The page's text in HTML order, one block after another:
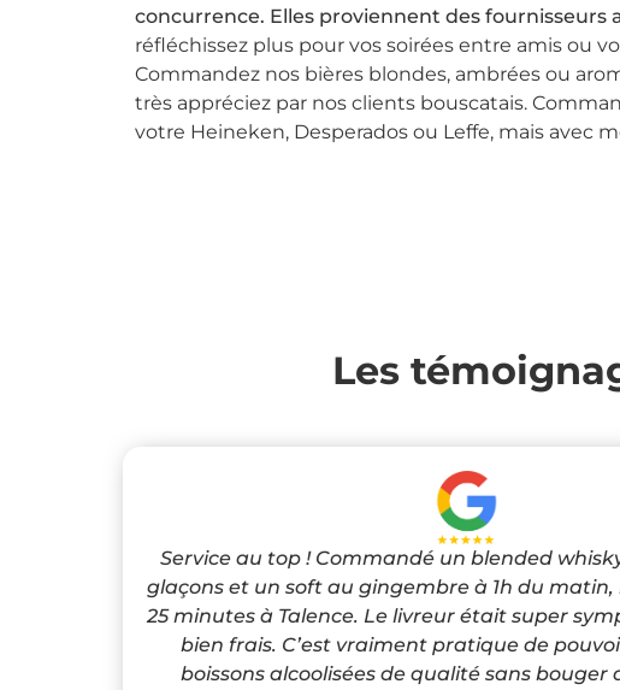
concurrence. Elles proviennent des fournisseurs
réfléchissez plus pour vos soirées entre amis ou
Commandez nos bières blondes, ambrées ou
très appréciez par nos clients bouscatais.
votre Heineken, Desperados ou Leffe, mais avec
Les
Service au top ! Commandé un blended
glaçons et un soft au gingembre à 1h du matin,
25 minutes à Talence. Le livreur était super
bien frais. C’est vraiment pratique de
boissons alcoolisées de qualité sans bouger